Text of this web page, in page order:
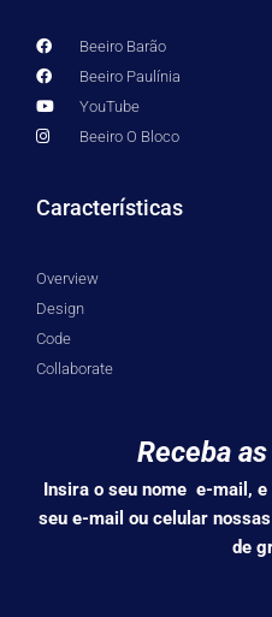
Beeiro Barão
Beeiro Paulínia
YouTube
Beeiro O Bloco
Características
Overview
Design
Code
Collaborate
Receba
Insira o seu nome e-mail,
seu e-mail ou celular
de